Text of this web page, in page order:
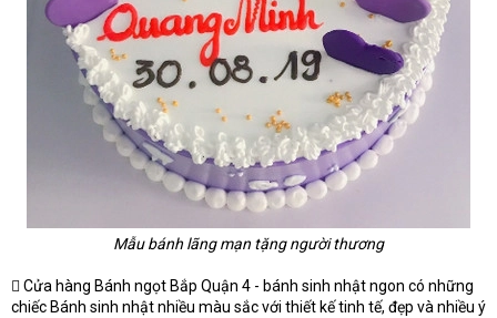
Mẫu bánh lãng mạn tặng người thương
 Cửa hàng Bánh ngọt Bắp Quận 4 - bánh sinh nhật ngon có những
chiếc Bánh sinh nhật nhiều màu sắc với thiết kế tinh tế, đẹp và nhiều ý